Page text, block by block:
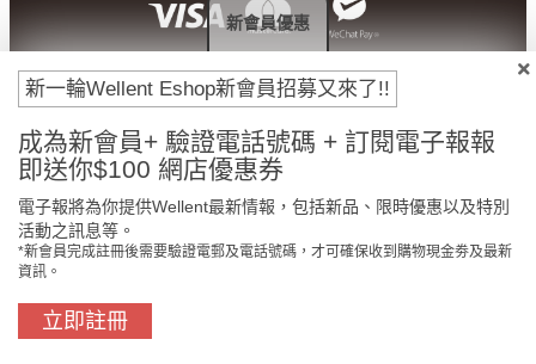
門市免費自取
關於我們
新一輪Wellent Eshop新會員招募又來了!!
成為新會員+ 驗證電話號碼 + 訂閱電子報報
即送你$100 網店優惠券
電子報將為你提供Wellent最新情報，包括新品、限時優惠以及特別
活動之訊息等。
*新會員完成註冊後需要驗證電郵及電話號碼，才可確保收到購物現金劵及最新
資訊。
立即註冊
新會員優惠